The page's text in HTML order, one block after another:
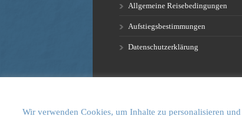
Allgemeine Reisebedingungen
Aufstiegsbestimmungen
Datenschutzerklärung
Wir verwenden Cookies, um Inhalte zu personalisieren